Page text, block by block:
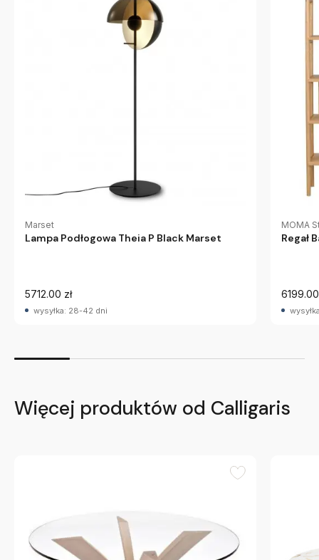
Marset
Lampa Podłogowa Theia P Black Marset
5712.00 zł
wysyłka: 28-42 dni
MOMA
Regał
6199.00
Więcej produktów od Calligaris